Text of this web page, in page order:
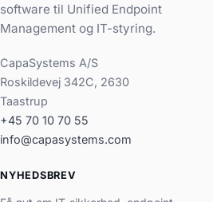
software til Unified Endpoint
Management og IT-styring.
CapaSystems A/S
Roskildevej 342C, 2630
Taastrup
+45 70 10 70 55
info@capasystems.com
NYHEDSBREV